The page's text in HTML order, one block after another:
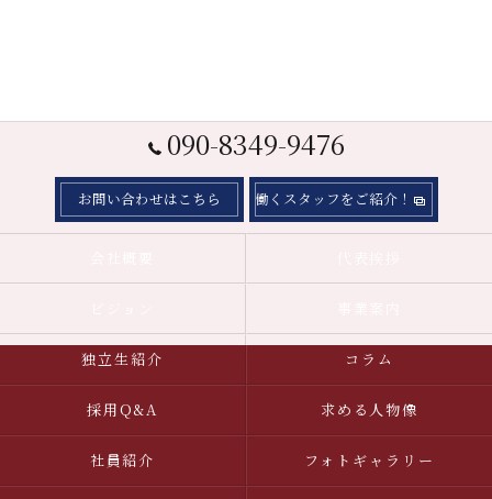
090-8349-9476
お問い合わせはこちら 働くスタッフをご紹介！
独立生紹介 コラム
採用Q&A 求める人物像
社員紹介 フォトギャラリー